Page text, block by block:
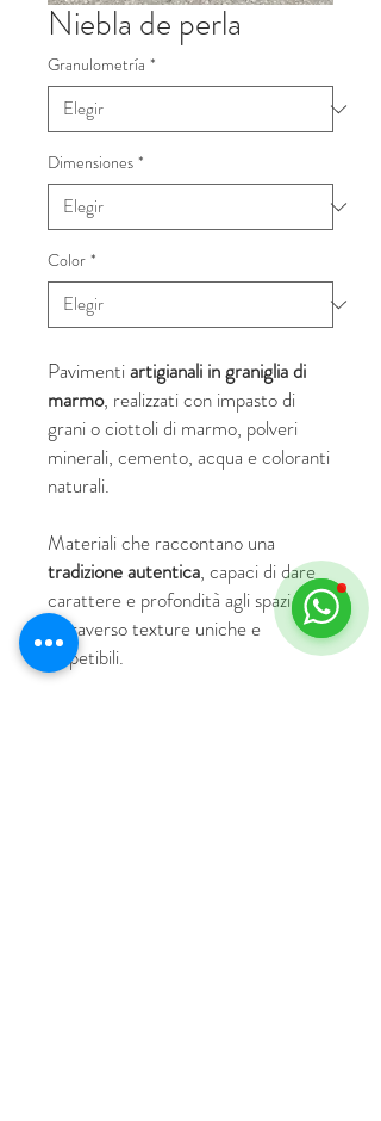
Niebla de perla
Granulometría *
Dimensiones *
Color *
Pavimentiartigianali in graniglia di
marmo, realizzati con impasto di
grani o ciottoli di marmo, polveri
minerali, cemento, acqua e coloranti
naturali.
Materiali che raccontano una
tradizione autentica, capaci di dare
carattere e profondità agli spazi
attraverso texture uniche e
irripetibili.